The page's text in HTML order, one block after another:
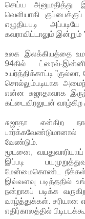
செய்ய அனுமதித்து
வெளியாகி
எழுதியபடி
கவராவிட்டாலும் இன்றும்
உலக இலக்கியத்தை
94கில் ட்ரைவ்-
உயர்த்திக்காட்டி
சொல்லும்படியாக
என்ன சுஜாதாவாக
கட்டைவிரலுடன்
சுஜாதா என்கிற
வேண்டும்.
மூடனை,
இப்படி
மேன்மைகொண்ட நீக்கள்
இவ்வளவு படித்ததில்
நன்றாகப் படிக்க
வாழ்த்துக்கள். சரியான
எதிர்காலத்தில்